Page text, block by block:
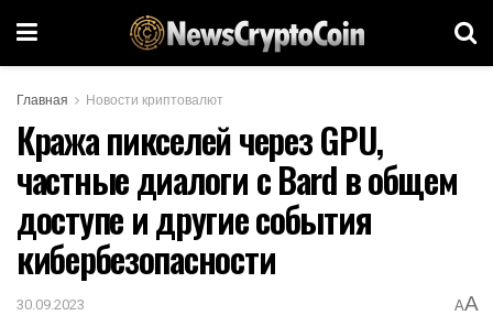
Главная Новости криптовалют
Кража пикселей через GPU,
частные диалоги с Bard в общем
доступе и другие события
кибербезопасности
30.09.2023 AA